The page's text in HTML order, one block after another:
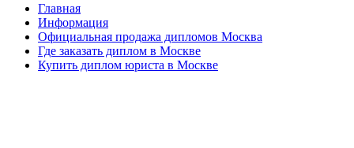
Главная
Информация
Официальная продажа дипломов Москва
Где заказать диплом в Москве
Купить диплом юриста в Москве